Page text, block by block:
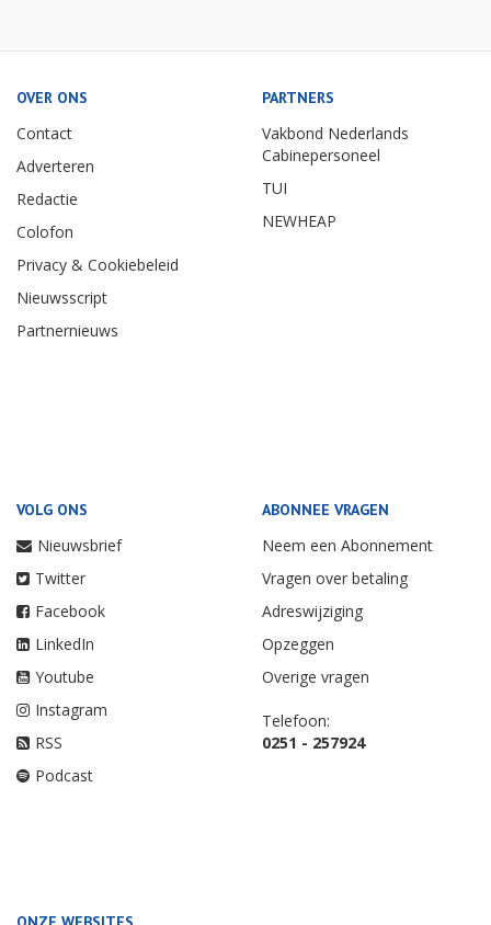
OVER ONS
Contact
Adverteren
Redactie
Colofon
Privacy & Cookiebeleid
Nieuwsscript
Partnernieuws
PARTNERS
Vakbond Nederlands
Cabinepersoneel
TUI
NEWHEAP
VOLG ONS
Nieuwsbrief
Twitter
Facebook
LinkedIn
Youtube
Instagram
RSS
Podcast
ABONNEE VRAGEN
Neem een Abonnement
Vragen over betaling
Adreswijziging
Opzeggen
Overige vragen
Telefoon:
0251 - 257924